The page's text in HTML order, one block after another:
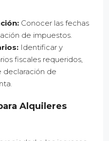
Conocer las fechas
de impuestos.
Identificar y
fiscales requeridos,
declaración de
Alquileres